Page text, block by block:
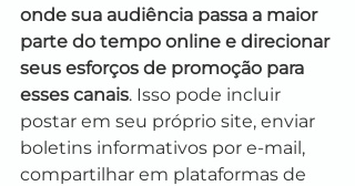
onde sua audiência passa a maior
parte do tempo online e direcionar
seus esforços de promoção para
esses canais. Isso pode incluir
postar em seu próprio site, enviar
boletins informativos por e-mail,
compartilhar em plataformas de